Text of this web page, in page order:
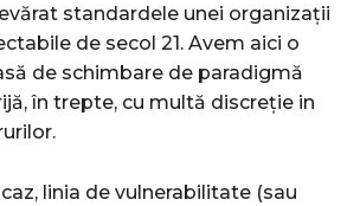
standardele unei organizații
de secol 21. Avem aici o
de schimbare de paradigmă
în trepte, cu multă discreție in
linia de vulnerabilitate (sau